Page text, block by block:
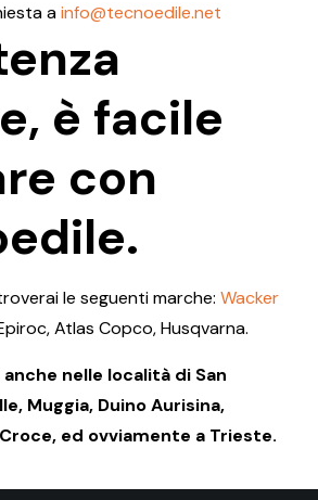
ainfo@tecnoedile.net
è facile
con
le seguenti marche: Wacker
Atlas Copco, Husqvarna.
nelle località di San
Muggia, Duino Aurisina,
ed ovviamente a Trieste.